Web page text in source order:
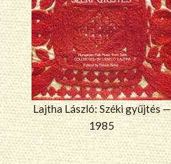
Lajtha László: Széki gyűjtés —
1985